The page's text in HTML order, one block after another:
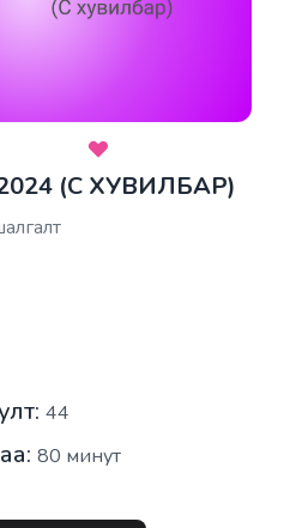
(C ХУВИЛБАР)
44
80 минут